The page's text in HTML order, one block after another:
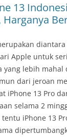
13
Harganya
Apple untuk
yang lebih
dari jeroan
iPhone 13 Pro
selama 2
iPhone 13